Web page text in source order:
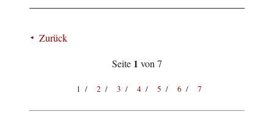
Zurück
Seite 1 von 7
1 2 3 4 5 6 7